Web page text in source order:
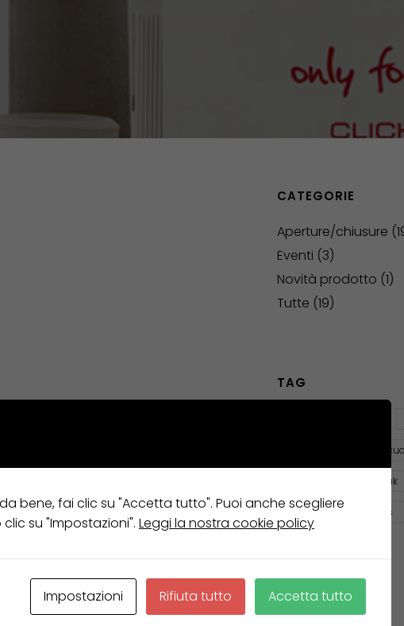
proseguita al “One Apple Concept
per un After Party in cui si è
CATEGORIE
Aperture/chiusure
Eventi (3)
Novità prodotto (1)
Tutte (19)
TAG
Minotti
operart summer break
suggestive christmas
bene, fai clic su "Accetta tutto". Puoi anche scegliere
su "Impostazioni". Leggi la nostra cookie policy
Impostazioni Rifiuta tutto Accetta tutto